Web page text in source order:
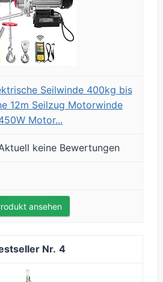
Seilwinde 400kg bis
12m Seilzug Motorwinde
Motor...
keine Bewertungen
ansehen
4